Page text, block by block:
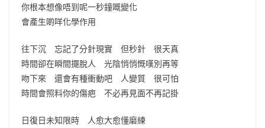
你根本想像唔到呢一秒鐘嘅變化
會產生啲咩化學作用
往下沉 忘記了分針現實 但秒針 很天真
時間卻在瞬間擺脫人 光陰悄悄慨嘆別再等
吻下來 還會有種衝動吧 人變質 很可怕
時間會照料你的傷疤 不必再見面不再記掛
日復日未知限時 人愈大愈懂磨練